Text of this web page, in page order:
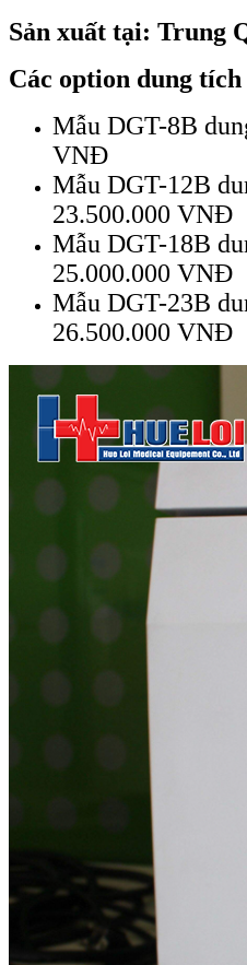
Sản xuất tại: Trung
Các option dung
Mẫu DGT-8B
VNĐ
Mẫu DGT-12B
23.500.000 VNĐ
Mẫu DGT-18B
25.000.000 VNĐ
Mẫu DGT-23B
26.500.000 VNĐ